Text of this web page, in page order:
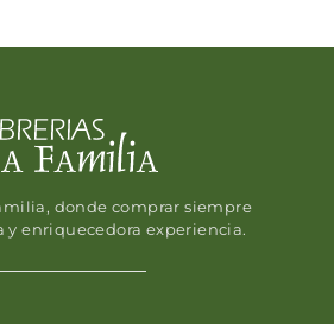
donde comprar siempre
y enriquecedora experiencia.